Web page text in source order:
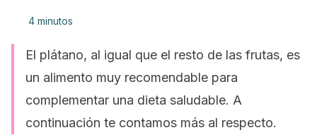
4 minutos
El plátano, al igual que el resto de las frutas, es
un alimento muy recomendable para
complementar una dieta saludable. A
continuación te contamos más al respecto.